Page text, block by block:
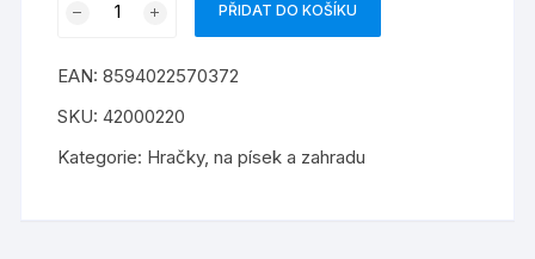
plast
množství
PŘIDAT DO KOŠÍKU
EAN:8594022570372
SKU:42000220
Kategorie: Hračky,na písek a zahradu